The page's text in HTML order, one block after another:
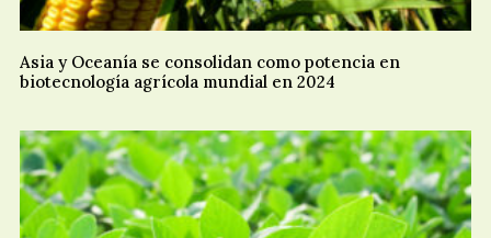
Asia y Oceanía se consolidan como potencia en
biotecnología agrícola mundial en 2024